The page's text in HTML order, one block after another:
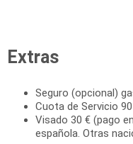
Extras
Seguro (opcional)
Cuota de Servicio
Visado 30 € (pago
española. Otras